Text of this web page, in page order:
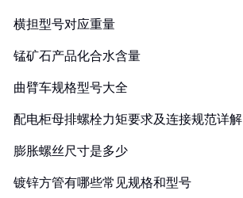
横担型号对应重量
锰矿石产品化合水含量
曲臂车规格型号大全
配电柜母排螺栓力矩要求及连接规范详解
膨胀螺丝尺寸是多少
镀锌方管有哪些常见规格和型号